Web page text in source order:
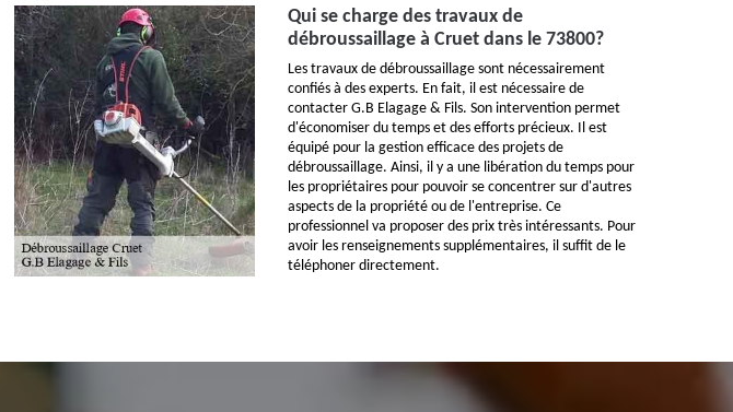
Qui se charge des travaux de
débroussaillage à Cruet dans le 73800?
Les travaux de débroussaillage sont nécessairement
confiés à des experts. En fait, il est nécessaire de
contacter G.B Elagage & Fils. Son intervention permet
d'économiser du temps et des efforts précieux. Il est
équipé pour la gestion efficace des projets de
débroussaillage. Ainsi, il y a une libération du temps pour
les propriétaires pour pouvoir se concentrer sur d'autres
aspects de la propriété ou de l'entreprise. Ce
professionnel va proposer des prix très intéressants. Pour
avoir les renseignements supplémentaires, il suffit de le
téléphoner directement.